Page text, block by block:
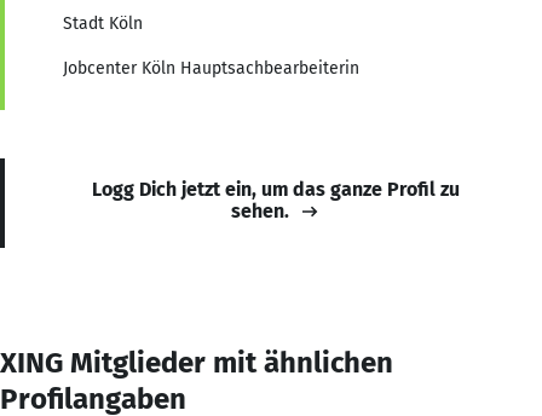
Stadt Köln
Jobcenter Köln Hauptsachbearbeiterin
Logg Dich jetzt ein, um das ganze Profil zu
sehen.
XING Mitglieder mit ähnlichen
Profilangaben